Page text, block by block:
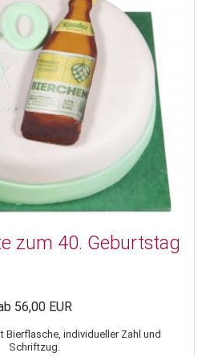
zum 40. Geburtstag
56,00 EUR
Bierflasche, individueller Zahl und
Schriftzug.